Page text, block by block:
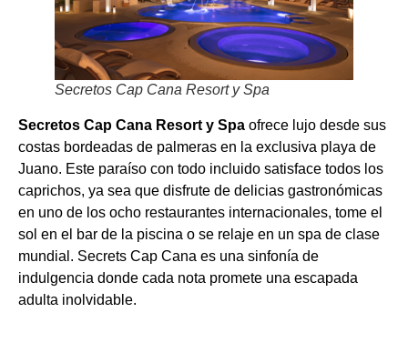
Secretos Cap Cana Resort y Spa
Secretos Cap Cana Resort y Spa ofrece lujo desde sus
costas bordeadas de palmeras en la exclusiva playa de
Juano. Este paraíso con todo incluido satisface todos los
caprichos, ya sea que disfrute de delicias gastronómicas
en uno de los ocho restaurantes internacionales, tome el
sol en el bar de la piscina o se relaje en un spa de clase
mundial. Secrets Cap Cana es una sinfonía de
indulgencia donde cada nota promete una escapada
adulta inolvidable.